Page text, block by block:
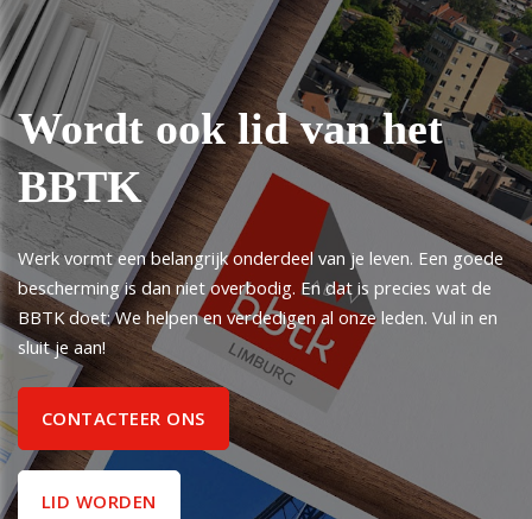
Wordt ook lid van het
BBTK
Werk vormt een belangrijk onderdeel van je leven. Een goede
bescherming is dan niet overbodig. En dat is precies wat de
BBTK doet: We helpen en verdedigen al onze leden. Vul in en
sluit je aan!
CONTACTEER ONS
LID WORDEN